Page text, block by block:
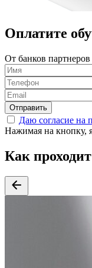
Оплатите
От банков
Отправить
Даю согласие на
Нажимая на кнопку,
Как